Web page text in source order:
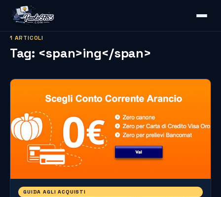
1 ARTICOLI
Tag: <span>ing</span>
GUIDA AGLI ACQUISTI